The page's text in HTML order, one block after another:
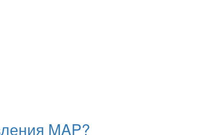
MAP?